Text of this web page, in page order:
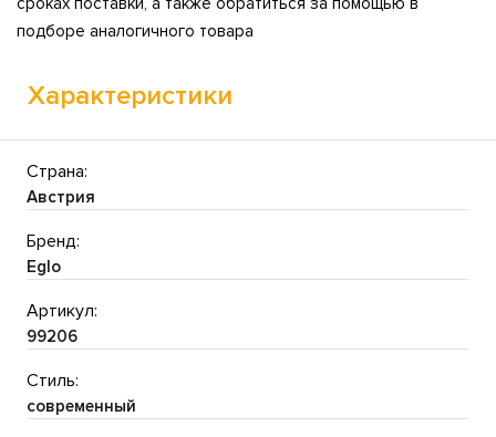
подборе аналогичного товара
Характеристики
Страна:
Австрия
Бренд:
Eglo
Артикул:
99206
Стиль:
современный